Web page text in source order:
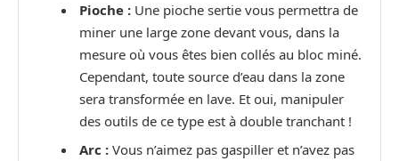
Pioche : Une pioche sertie vous permettra de
miner une large zone devant vous, dans la
mesure où vous êtes bien collés au bloc miné.
Cependant, toute source d’eau dans la zone
sera transformée en lave. Et oui, manipuler
des outils de ce type est à double tranchant !
Arc : Vous n’aimez pas gaspiller et n’avez pas